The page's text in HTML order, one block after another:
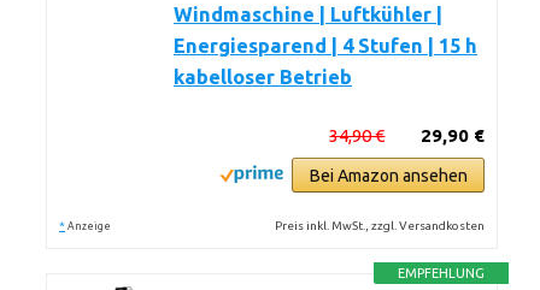
Windmaschine | Luftkühler |
Energiesparend | 4 Stufen | 15 h
kabelloser Betrieb
29,90 €
34,90 €
Bei Amazon ansehen
* Anzeige Preis inkl. MwSt., zzgl. Versandkosten
EMPFEHLUNG